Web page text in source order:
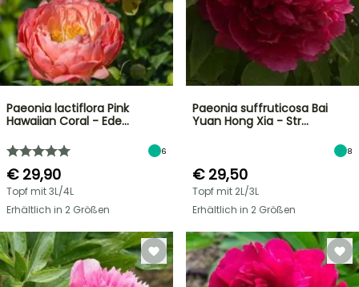
Paeonia lactiflora Pink
Hawaiian Coral - Ede…
6
€ 29,90
Topf mit 3L/4L
Erhältlich in 2 Größen
Paeonia suffruticosa Bai
Yuan Hong Xia - Str…
8
€ 29,50
Topf mit 2L/3L
Erhältlich in 2 Größen